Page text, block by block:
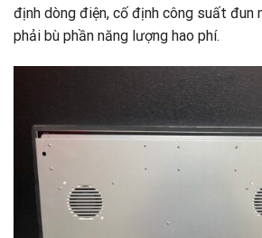
định dòng điện, cố định công suất đun
phải bù phần năng lượng hao phí.